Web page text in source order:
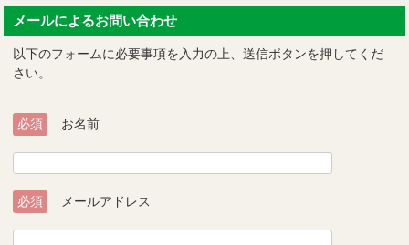
メールによるお問い合わせ
以下のフォームに必要事項を入力の上、送信ボタンを押してくだ
さい。
必須 お名前
必須 メールアドレス